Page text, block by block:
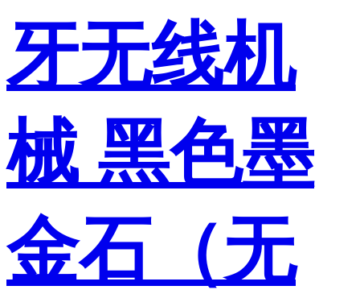
牙无线机
械 黑色墨
金石（无